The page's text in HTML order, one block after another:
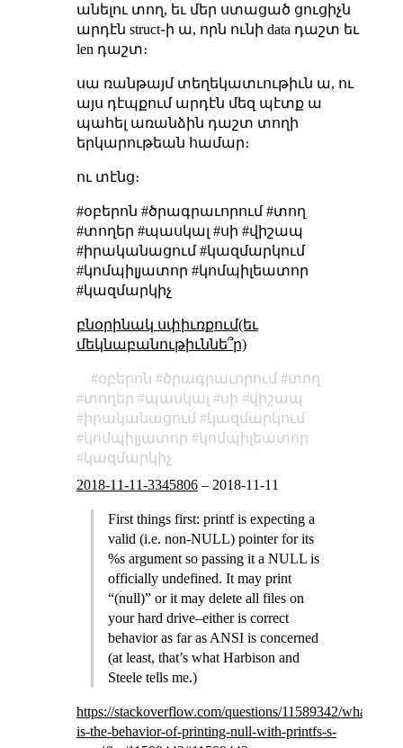
անելու տող, եւ մեր ստացած ցուցիչն
արդէն struct֊ի ա, որն ունի data դաշտ եւ
len դաշտ։
սա ռանթայմ տեղեկատւութիւն ա, ու
այս դէպքում արդէն մեզ պէտք ա
պահել առանձին դաշտ տողի
երկարութեան համար։
ու տէնց։
#օբերոն #ծրագրաւորում #տող
#տողեր #պասկալ #սի #վիշապ
#իրականացում #կազմարկում
#կոմպիլյատոր #կոմպիլեատոր
#կազմարկիչ
բնօրինակ սփիւռքում(եւ
մեկնաբանութիւննե՞ր)
օբերոն ծրագրաւորում
տող
տողեր
պասկալ սի
վիշապ
իրականացում
կազմարկում
կոմպիլյատոր
կոմպիլեատոր
կազմարկիչ
2018-11-11-3345806– 2018-11-11
First things first: printf is expecting a
valid (i.e. non-NULL) pointer for its
%s argument so passing it a NULL is
officially undefined. It may print
“(null)” or it may delete all files on
your hard drive–either is correct
behavior as far as ANSI is concerned
(at least, that’s what Harbison and
Steele tells me.)
https://stackoverflow.com/questions/11589342/what-
is-the-behavior-of-printing-null-with-printfs-s-